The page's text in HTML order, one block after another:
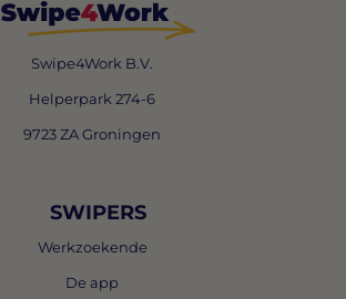
Swipe4Work B.V.
Helperpark 274-6
9723 ZA Groningen
SWIPERS
Werkzoekende
De app